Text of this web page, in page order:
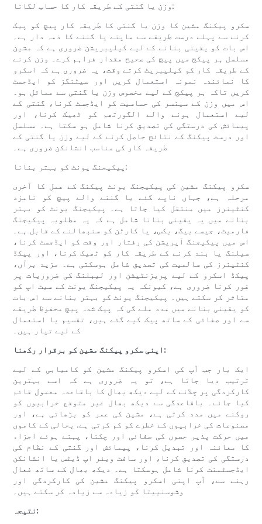
وزن یا گنتی کے طریقہ کار کا حساب لگانا:
سکرو پیکنگ مشین کا وزن یا گنتی کا طریقہ کار پیچ کو پیک
کرنے سے پہلے درست طریقے سے ماپنے یا گننے کا ذمہ دار ہے۔
اس بات کو یقینی بنانے کے لیے کیلیبریشن ضروری ہے کہ مشین
مسلسل ہر پیکج میں پیچ کی صحیح مقدار فراہم کرے۔ وزن کرنے
کے طریقہ کار کو کیلیبریٹ کرتے وقت، یہ ضروری ہے کہ اسکرو
کا نمائندہ نمونہ استعمال کریں اور سیٹنگز کو ایڈجسٹ
کریں تاکہ ہر پیکج کے لیے مخصوص وزن یا گنتی سے مماثل ہو۔
اس میں وزن کے سینسر کی حساسیت کو ایڈجسٹ کرنا، گنتی کے
لیے استعمال ہونے والے الگورتھم کو ٹھیک کرنا، اور
پیمائش کی درستگی کی تصدیق کرنا شامل ہو سکتا ہے۔ مسلسل
اور درست پیکنگ کے نتائج حاصل کرنے کے لیے وزن یا گنتی کے
طریقہ کار کی مناسب انشانکن ضروری ہے۔
پیکیجنگ یونٹ کو بہتر بنانا:
سکرو پیکنگ مشین کی پیکیجنگ یونٹ پیکنگ کے عمل کا آخری
مرحلہ ہے، جہاں ناپے گئے یا گننے والے پیچ کو نامزد
کنٹینرز میں منتقل کیا جاتا ہے۔ پیکیجنگ یونٹ کو بہتر
بنانے میں یہ یقینی بنانا شامل ہے کہ یہ مطلوبہ پیکیجنگ
فارمیٹ، جیسے بیگ، بکس، یا کارٹن کو سنبھالنے کے قابل ہے۔
اس میں پیکیجنگ آپریشن کی رفتار اور وقت کو ایڈجسٹ کرنا،
سیلنگ یا بند کرنے کے طریقہ کار کو ٹھیک کرنا، اور پیکڈ
کنٹینرز کی سالمیت کی تصدیق شامل ہوسکتی ہے۔ مزید برآں،
پیکڈ اسکرو کے لیے پریزنٹیشن اور لیبلنگ کی ضروریات پر
غور کرنا ضروری ہے، کیونکہ یہ پیکیجنگ یونٹ کے سیٹ اپ کو
متاثر کر سکتے ہیں۔ پیکیجنگ یونٹ کو بہتر بنانے سے اس بات
کو یقینی بنانے میں مدد ملے گی کہ پیک شدہ پیچ محفوظ طریقے
سے اور صفائی کے ساتھ پیک کیے گئے ہیں، تقسیم یا استعمال
کے لیے تیار ہیں۔
اپنی سکرو پیکنگ مشین کو برقرار رکھنا:
ایک بار جب آپ کی اسکرو پیکنگ مشین کو کامیابی کے لیے
ترتیب دیا جاتا ہے، تو یہ ضروری ہے کہ اسے بہترین
کارکردگی پر چلانے کے لیے دیکھ بھال کا باقاعدہ معمول قائم
کیا جائے۔ باقاعدگی سے دیکھ بھال غیر متوقع خرابیوں کو
روکنے میں مدد کرتی ہے، مشین کی عمر کو بڑھاتی ہے، اور
مصنوعات کی خرابیوں کے خطرے کو کم کرتی ہے. بحالی کے کاموں
میں حرکت پذیر حصوں کی صفائی اور چکنا، پہنے ہوئے اجزاء
کا معائنہ اور تبدیل کرنا، پیمائش اور گنتی کے نظام کی
درستگی کی تصدیق کرنا، اور سافٹ ویئر اپ ڈیٹس یا انشانکن
ایڈجسٹمنٹ کرنا شامل ہوسکتا ہے۔ دیکھ بھال کے ساتھ فعال
رہنے سے، آپ اپنی اسکرو پیکنگ مشین کی کارکردگی اور
وشوسنییتا کو زیادہ سے زیادہ کر سکتے ہیں۔
نتیجہ: